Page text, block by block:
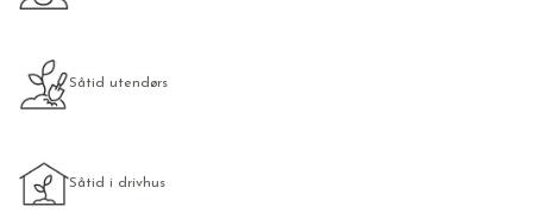
Såtid utendørs
Såtid i drivhus